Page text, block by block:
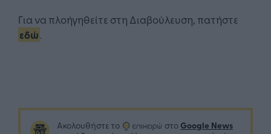
Για να πλοήγηθείτε στη Διαβούλευση, πατήστε
εδώ.
Ακολουθήστε το στο Google News